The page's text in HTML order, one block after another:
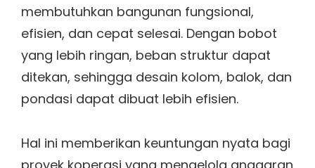
membutuhkan bangunan fungsional,
efisien, dan cepat selesai. Dengan bobot
yang lebih ringan, beban struktur dapat
ditekan, sehingga desain kolom, balok, dan
pondasi dapat dibuat lebih efisien.
Hal ini memberikan keuntungan nyata bagi